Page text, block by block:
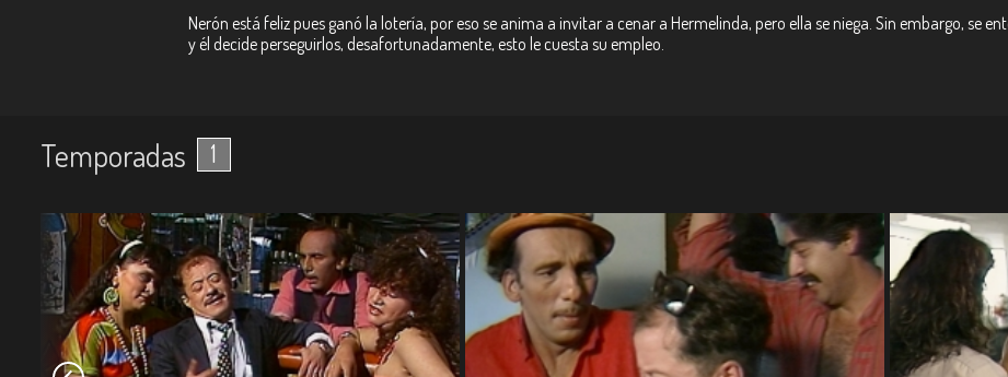
Nerón está feliz pues ganó la lotería, por eso se anima a invitar a cenar a Hermelinda, pero ella se niega. Sin embargo, se
y él decide perseguirlos, desafortunadamente, esto le cuesta su empleo.
Temporadas 1